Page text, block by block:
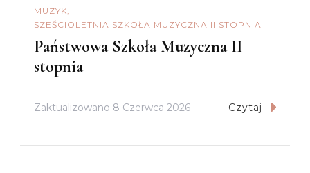
MUZYK
SZEŚCIOLETNIA SZKOŁA MUZYCZNA II STOPNIA
Państwowa Szkoła Muzyczna II
stopnia
Zaktualizowano 8 Czerwca 2026 Czytaj